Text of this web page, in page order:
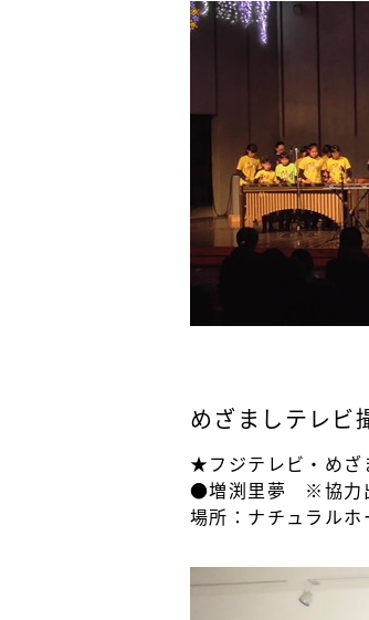
めざましテレビ
★フジテレビ・めざ
●増渕里夢 ※協力
場所：ナチュラル